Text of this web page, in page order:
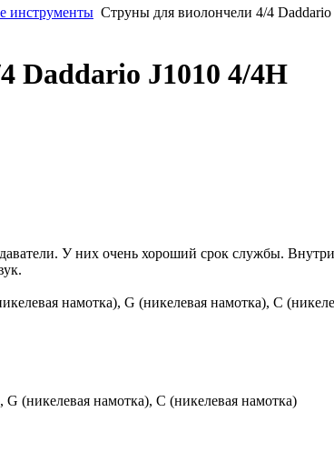
инструменты Струны для виолончели 4/4 Daddario
Daddario J1010 4/4H
У них очень хороший срок службы.
намотка), G (никелевая намотка), C
(никелевая намотка), C (никелевая намотка)